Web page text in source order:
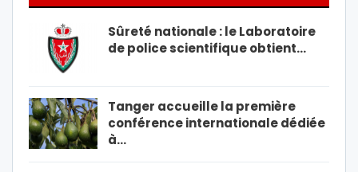
Sûreté nationale : le Laboratoire
de police scientifique obtient…
Tanger accueille la première
conférence internationale dédiée
à…